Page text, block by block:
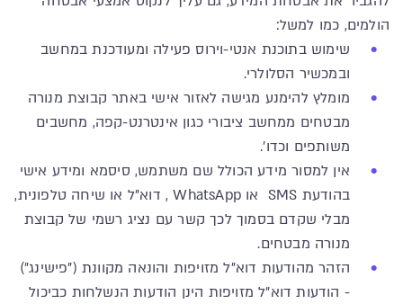
הולמים, כמו למשל:
שימוש בתוכנת אנטי-וירוס פעילה ומעודכנת במחשב
ובמכשיר הסלולרי.
מומלץ להימנע מגישה לאזור אישי באתר קבוצת מנורה
מבטחים ממחשב ציבורי כגון אינטרנט-קפה, מחשבים
משותפים וכדו'.
אין למסור מידע הכולל שם משתמש, סיסמא ומידע אישי
בהודעת SMS או WhatsApp , דוא"ל או שיחה טלפונית,
מבלי שקדם בסמוך לכך קשר עם נציג רשמי של קבוצת
מנורה מבטחים.
הזהר מהודעות דוא"ל מזויפות והונאה מקוונת ("פישינג")
- הודעות דוא"ל מזויפות הינן הודעות הנשלחות כביכול